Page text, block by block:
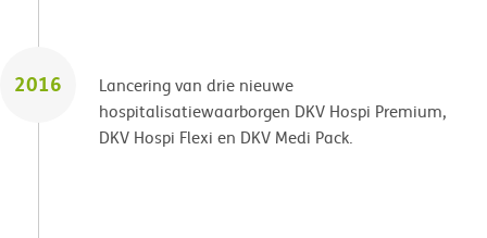
2016
Lancering van drie nieuwe
hospitalisatiewaarborgen DKV Hospi Premium,
DKV Hospi Flexi en DKV Medi Pack.